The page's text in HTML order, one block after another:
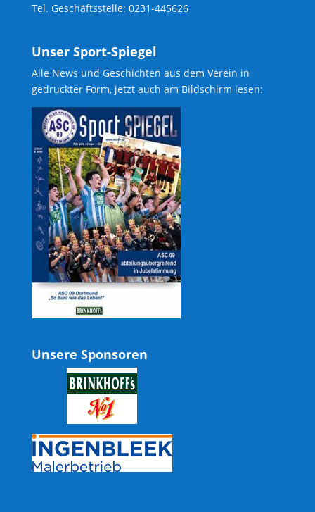
Tel. Geschäftsstelle: 0231-445626
Unser Sport-Spiegel
Alle News und Geschichten aus dem Verein in
gedruckter Form, jetzt auch am Bildschirm lesen:
Unsere Sponsoren